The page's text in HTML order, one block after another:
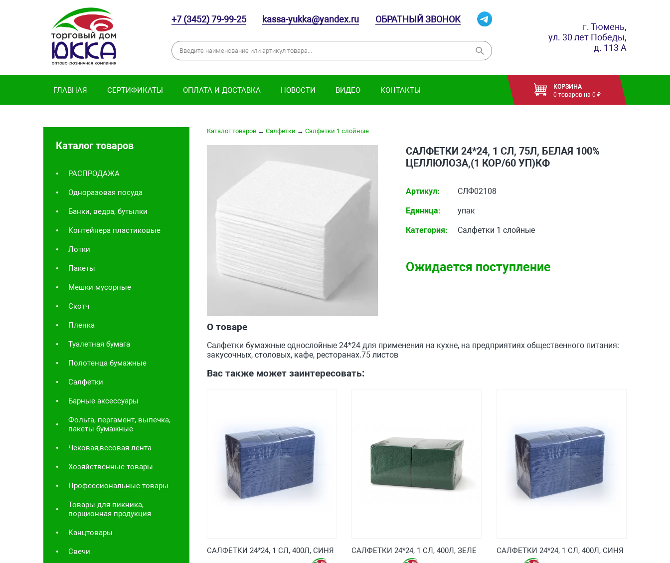
+7 (3452) 79-99-25 kassa-yukka@yandex.ru ОБРАТНЫЙ ЗВОНОК
г. Тюмень,
ул. 30 лет Победы,
д. 113 А
ГЛАВНАЯ СЕРТИФИКАТЫ ОПЛАТА И ДОСТАВКА НОВОСТИ ВИДЕО КОНТАКТЫ
КОРЗИНА
0 товаров на 0 ₽
Каталог товаров
РАСПРОДАЖА
Одноразовая посуда
Банки, ведра, бутылки
Контейнера пластиковые
Лотки
Пакеты
Мешки мусорные
Скотч
Пленка
Туалетная бумага
Полотенца бумажные
Салфетки
Барные аксессуары
Фольга, пергамент, выпечка,
пакеты бумажные
Чековая,весовая лента
Хозяйственные товары
Профессиональные товары
Товары для пикника,
порционная продукция
Канцтовары
Свечи
Каталог товаров→ Салфетки → Салфетки 1 слойные
САЛФЕТКИ 24*24, 1 СЛ, 75Л, БЕЛАЯ 100%
ЦЕЛЛЮЛОЗА,(1 КОР/60 УП)КФ
Артикул: СЛФ02108
Единица: упак
Категория: Салфетки 1 слойные
Ожидается поступление
О товаре
Салфетки бумажные однослойные 24*24 для применения на кухне, на предприятиях общественного питания:
закусочных, столовых, кафе, ресторанах.75 листов
Вас также может заинтересовать:
САЛФЕТКИ 24*24, 1 СЛ, 400Л, СИНЯ САЛФЕТКИ 24*24, 1 СЛ, 400Л, ЗЕЛЕ САЛФЕТКИ 24*24, 1 СЛ, 400Л, СИНЯ